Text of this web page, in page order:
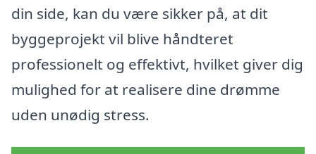
din side, kan du være sikker på, at dit
byggeprojekt vil blive håndteret
professionelt og effektivt, hvilket giver dig
mulighed for at realisere dine drømme
uden unødig stress.